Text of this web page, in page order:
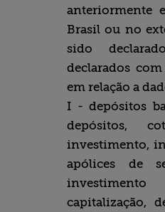
anteriormente
Brasil ou no
sido
declarados
em relação a
I - depósitos
depósitos,
investimento,
apólices de
capitalização,